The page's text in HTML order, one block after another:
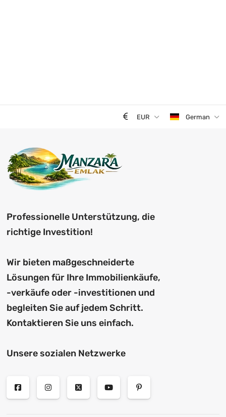
EUR German
Professionelle Unterstützung, die
richtige Investition!
Wir bieten maßgeschneiderte
Lösungen für Ihre Immobilienkäufe,
-verkäufe oder -investitionen und
begleiten Sie auf jedem Schritt.
Kontaktieren Sie uns einfach.
Unsere sozialen Netzwerke